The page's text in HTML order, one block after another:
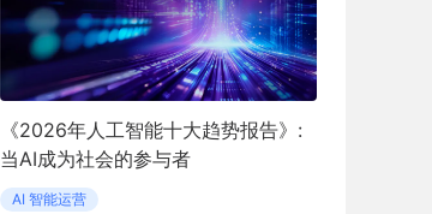
《2026年人工智能十大趋势报告》:
当AI成为社会的参与者
AI 智能运营